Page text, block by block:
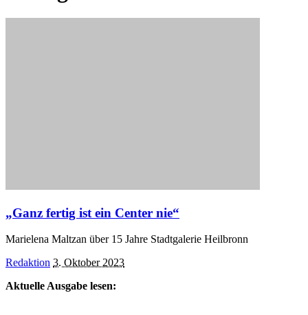
„Ganz fertig ist ein Center nie“
Marielena Maltzan über 15 Jahre Stadtgalerie Heilbronn
Posted
Redaktion 3. Oktober 2023
Aktuelle Ausgabe lesen: